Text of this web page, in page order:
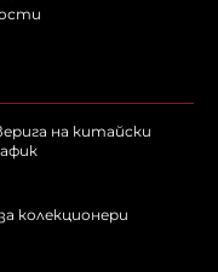
на китайски
колекционери